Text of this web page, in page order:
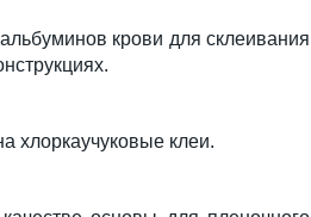
крови для склеивания
хлоркаучуковые клеи.